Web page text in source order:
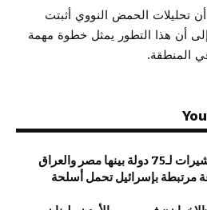
تحليلات الحمض النووي أثبتت
أن هذا التطور يمثل خطوة مهمة
المنطقة.
مصر والعراق
مرتبطة بإسرائيل تحمل أسلحة